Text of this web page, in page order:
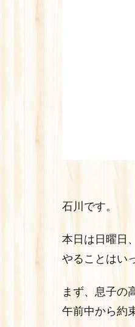
石川です。
本日は日曜日
やることはい
まず、息子の
午前中から約